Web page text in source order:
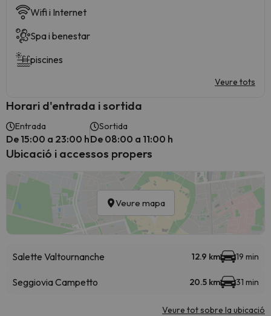
Wifi i Internet
Spa i benestar
piscines
Veure tots
Horari d'entrada i sortida
Entrada
De 15:00 a 23:00 h
Sortida
De 08:00 a 11:00 h
Ubicació i accessos propers
Veure mapa
Salette Valtournanche 12.9 km 19 min
Seggiovia Campetto 20.5 km 31 min
Veure tot sobre la ubicació